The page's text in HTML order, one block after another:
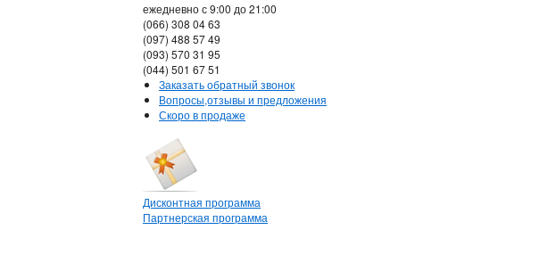
ежедневно с 9:00 до 21:00
(066) 308 04 63
(097) 488 57 49
(093) 570 31 95
(044) 501 67 51
Заказать обратный звонок
Вопросы,отзывы и предложения
Скоро в продаже
Дисконтная программа
Партнерская программа